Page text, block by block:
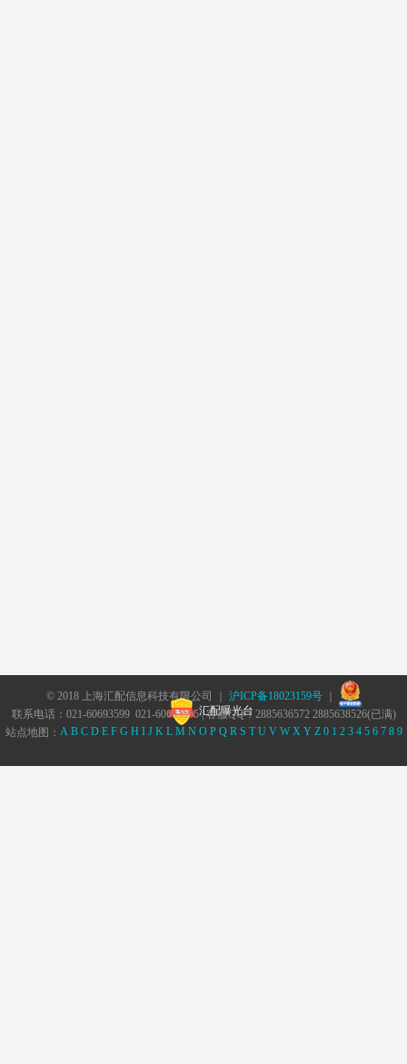
© 2018 上海汇配信息科技有限公司 ｜ 沪ICP备18023159号｜
汇配曝光台
联系电话：021-60693599 021-60693555 | 客服QQ：2885636572 2885638526(已满)
站点地图： A B C D E F G H I J K L M N O P Q R S T U V W X Y Z 0 1 2 3 4 5 6 7 8 9